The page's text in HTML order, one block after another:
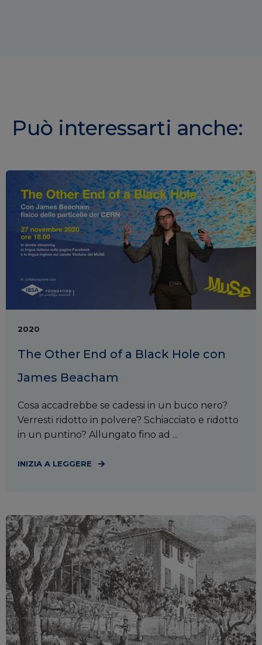
Può interessarti anche:
2020
The Other End of a Black Hole con
James Beacham
Cosa accadrebbe se cadessi in un buco nero?
Verresti ridotto in polvere? Schiacciato e ridotto
in un puntino? Allungato fino ad ...
INIZIA A LEGGERE